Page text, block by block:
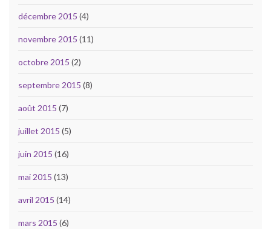
décembre 2015 (4)
novembre 2015 (11)
octobre 2015 (2)
septembre 2015 (8)
août 2015 (7)
juillet 2015 (5)
juin 2015 (16)
mai 2015 (13)
avril 2015 (14)
mars 2015 (6)